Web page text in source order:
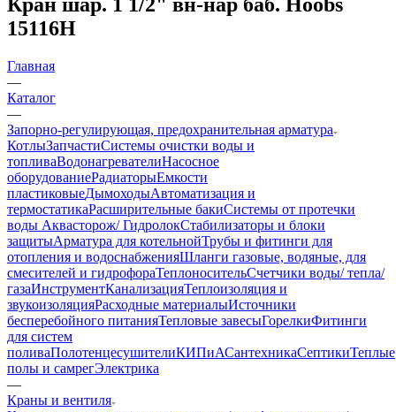
15116Н
Главная
—
Каталог
—
Запорно-регулирующая, предохранительная арматура
КотлыЗапчастиСистемы очистки воды и
топливаВодонагревателиНасосное
оборудованиеРадиаторыЕмкости
пластиковыеДымоходыАвтоматизация и
термостатикаРасширительные бакиСистемы от протечки
воды Аквасторож/ ГидролокСтабилизаторы и блоки
защитыАрматура для котельнойТрубы и фитинги для
отопления и водоснабженияШланги газовые, водяные, для
смесителей и гидрофораТеплоносительСчетчики воды/ тепла/
газаИнструментКанализацияТеплоизоляция и
звукоизоляцияРасходные материалыИсточники
бесперебойного питанияТепловые завесыГорелкиФитинги
для систем
поливаПолотенцесушителиКИПиАСантехникаСептикиТеплые
полы и самрегЭлектрика
—
Краны и вентиля